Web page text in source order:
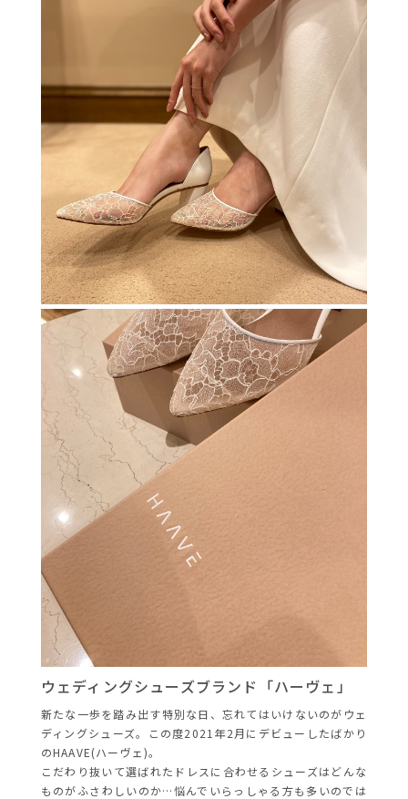
ウェディングシューズブランド「ハーヴェ」
新たな一歩を踏み出す特別な日、忘れてはいけないのがウェ
ディングシューズ。この度2021年2月にデビューしたばかり
のHAAVE(ハーヴ ェ)。
こだわり抜いて選ばれたドレスに合わせるシューズはどんな
ものがふさ わしいのか…悩んでいらっしゃる方も多いのでは